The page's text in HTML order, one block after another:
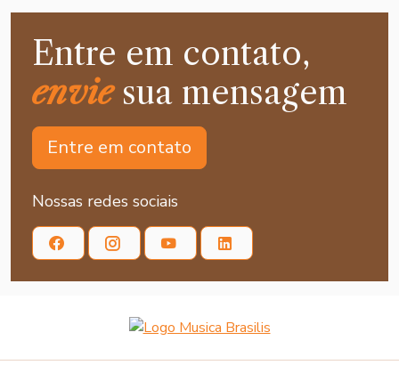
Entre em contato,
enviesua mensagem
Entre em contato
Nossas redes sociais